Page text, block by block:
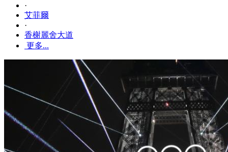
·
艾菲爾
·
香榭麗舍大道
更多...